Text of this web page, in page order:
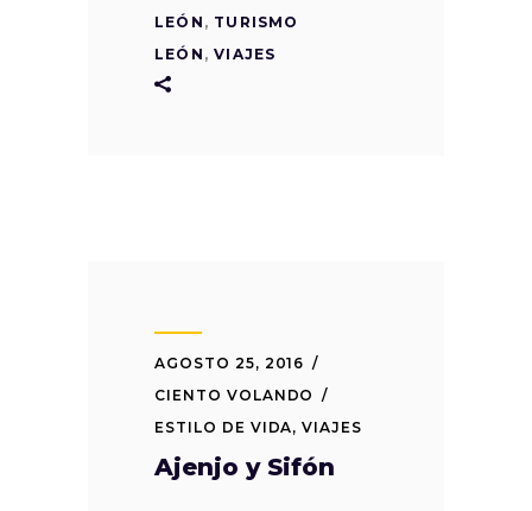
LEÓN , TURISMO
LEÓN ,VIAJES
AGOSTO 25, 2016
CIENTO VOLANDO
ESTILO DE VIDA,VIAJES
Ajenjo y Sifón